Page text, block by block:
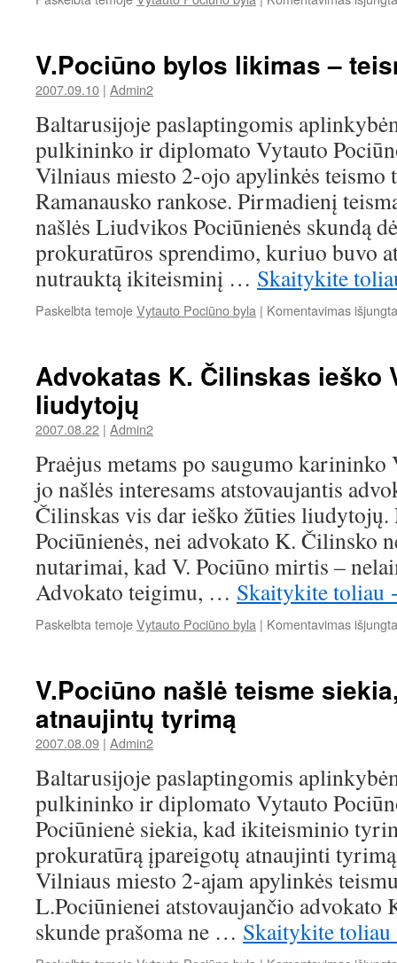
V.Pociūno bylos likimas –
2007.09.10 | Admin2
Baltarusijoje paslaptingomis
pulkininko ir diplomato Vytauto
Vilniaus miesto 2-ojo apylinkės teismo
Ramanausko rankose. Pirmadienį
našlės Liudvikos Pociūnienės skundą
prokuratūros sprendimo, kuriuo buvo
nutrauktą ikiteisminį … Skaitykite
Paskelbta temojeVytauto Pociūno byla | Komentavimas
Advokatas K. Čilinskas ieško
liudytojų
2007.08.22 | Admin2
Praėjus metams po saugumo
jo našlės interesams atstovaujantis
Čilinskas vis dar ieško žūties
Pociūnienės, nei advokato K. Čilinsko
nutarimai, kad V. Pociūno mirtis –
Advokato teigimu, … Skaitykite toliau
Paskelbta temojeVytauto Pociūno byla | Komentavimas
V.Pociūno našlė teisme
atnaujintų tyrimą
2007.08.09 | Admin2
Baltarusijoje paslaptingomis
pulkininko ir diplomato Vytauto
Pociūnienė siekia, kad ikiteisminio
prokuratūrą įpareigotų atnaujinti
Vilniaus miesto 2-ajam apylinkės
L.Pociūnienei atstovaujančio advokato
skunde prašoma ne … Skaitykite toliau